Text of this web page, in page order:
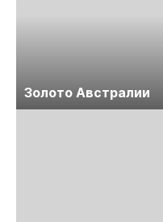
Золото Австралии